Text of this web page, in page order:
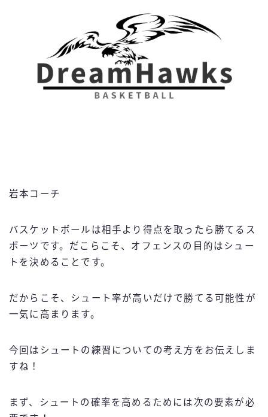
岩本コーチ
バスケットボールは相手より得点を取ったら勝てるス
ポーツです。だこらこそ、オフェンスの目的はシュー
トを決めることです。
だからこそ、シュート率が高いだけで勝てる可能性が
一気に高まります。
今回はシュートの練習についての考え方をお伝えしま
すね！
まず、シュートの確率を高めるためには次の要素が必